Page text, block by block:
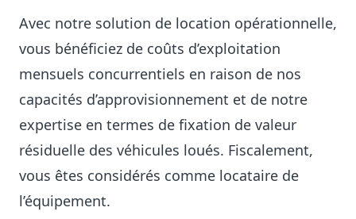
Avec notre solution de location opérationnelle,
vous bénéficiez de coûts d’exploitation
mensuels concurrentiels en raison de nos
capacités d’approvisionnement et de notre
expertise en termes de fixation de valeur
résiduelle des véhicules loués. Fiscalement,
vous êtes considérés comme locataire de
l’équipement.